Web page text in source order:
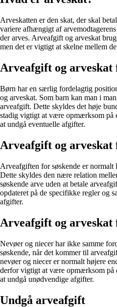
Arveskatten er den skat, der skal
variere afhængigt af
der arves. Arveafgift og arveskat
men det er vigtigt at skelne mellem
Arveafgift og arveskat
Børn har en særlig fordelagtig
og arveskat. Som barn kan man i
arveafgift. Dette skyldes det høje
stadig vigtigt at være opmærksom på
at undgå eventuelle afgifter.
Arveafgift og arveskat
Arveafgiften for søskende er
Dette skyldes den nære relation
søskende arve uden at betale
opdateret på de specifikke regler og
afgifter.
Arveafgift og arveskat
Nevøer og niecer har ikke samme
søskende, når det kommer til
nevøer og niecer er normalt højere
derfor vigtigt at være opmærksom på
at undgå unødvendige afgifter.
Undgå arveafgift